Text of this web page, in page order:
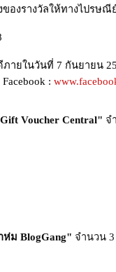
องรางวัลให้ทางไปรษ
ายในวันที่ 7 กันยายน
:
Voucher Central" จ
ม BlogGang" จำนวน 3